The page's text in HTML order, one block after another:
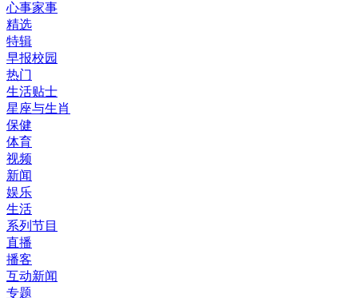
心事家事
精选
特辑
早报校园
热门
生活贴士
星座与生肖
保健
体育
视频
新闻
娱乐
生活
系列节目
直播
播客
互动新闻
专题